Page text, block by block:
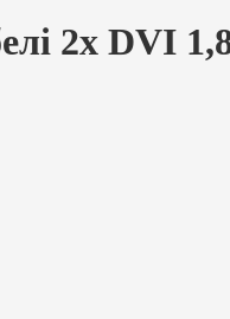
2x DVI